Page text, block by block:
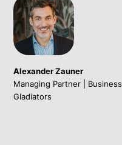
Alexander Zauner
Managing Partner | Business
Gladiators